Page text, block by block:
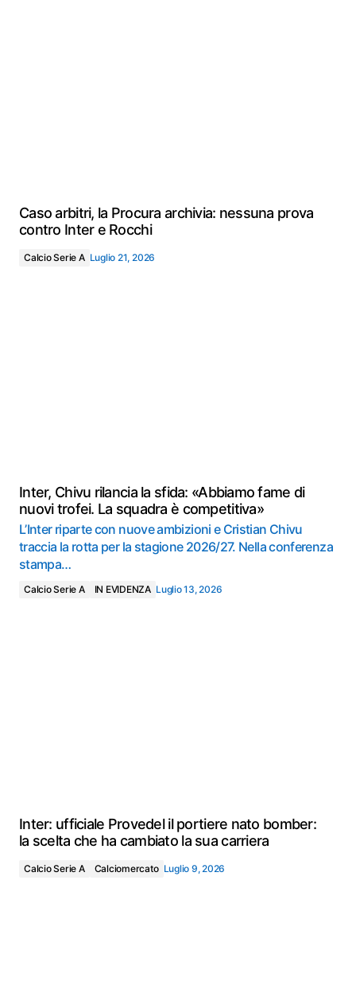
Caso arbitri, la Procura archivia: nessuna prova
contro Inter e Rocchi
Calcio Serie A Luglio 21, 2026
Inter, Chivu rilancia la sfida: «Abbiamo fame di
nuovi trofei. La squadra è competitiva»
L’Inter riparte con nuove ambizioni e Cristian Chivu
traccia la rotta per la stagione 2026/27. Nella conferenza
stampa…
Calcio Serie A IN EVIDENZA Luglio 13, 2026
Inter: ufficiale Provedel il portiere nato bomber:
la scelta che ha cambiato la sua carriera
Calcio Serie A Calciomercato Luglio 9, 2026